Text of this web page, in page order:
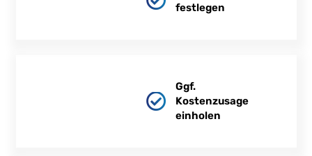
festlegen
Ggf.
Kostenzusage
einholen